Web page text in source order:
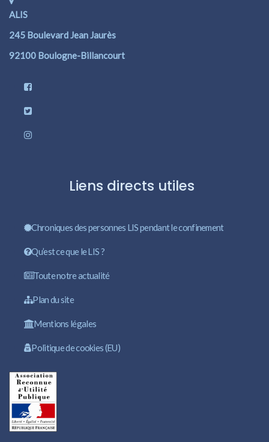
ALIS
245 Boulevard Jean Jaurès
92100 Boulogne-Billancourt
Liens directs utiles
Chroniques des personnes LIS pendant le confinement
Qu’est ce que le LIS ?
Toute notre actualité
Plan du site
Mentions légales
Politique de cookies (EU)